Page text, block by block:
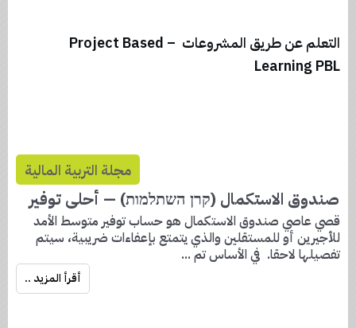
التعلم عن طريق المشروعات – Project Based
Learning PBL
مجلة التربية المالية
صندوق الاستكمال (קרן השתלמות) — أحلى توفير
قصي عاصي صندوق الاستكمال هو حساب توفير متوسط الأمد
للأجيرين أو للمستقلين والذي يتمتع بإعفاءات ضريبية، سيتم
تفصيلها لاحقا. في الأساس تم ...
أقرأ المزيد ..